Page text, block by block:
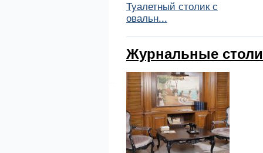
Туалетный столик с
овальн...
Журнальные